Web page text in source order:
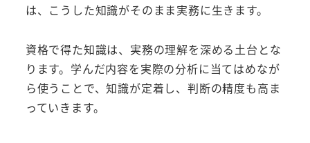
は、こうした知識がそのまま実務に生きます。
資格で得た知識は、実務の理解を深める土台とな
ります。学んだ内容を実際の分析に当てはめなが
ら使うことで、知識が定着し、判断の精度も高ま
っていきます。